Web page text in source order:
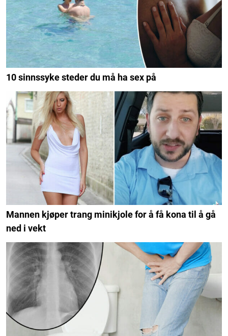
10 sinnssyke steder du må ha sex på
Mannen kjøper trang minikjole for å få kona til å gå
ned i vekt